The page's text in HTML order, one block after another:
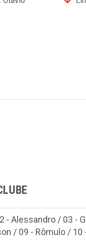
- Alessandro / 03 -
/ 09 - Rômulo / 10